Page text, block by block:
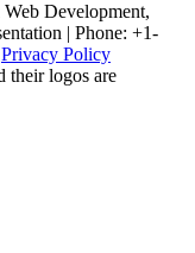
Development,
| Phone: +1-
Privacy Policy
their logos are